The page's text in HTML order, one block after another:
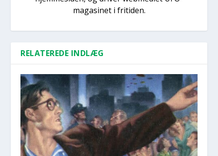
magasinet i fritiden.
RELATEREDE INDLÆG